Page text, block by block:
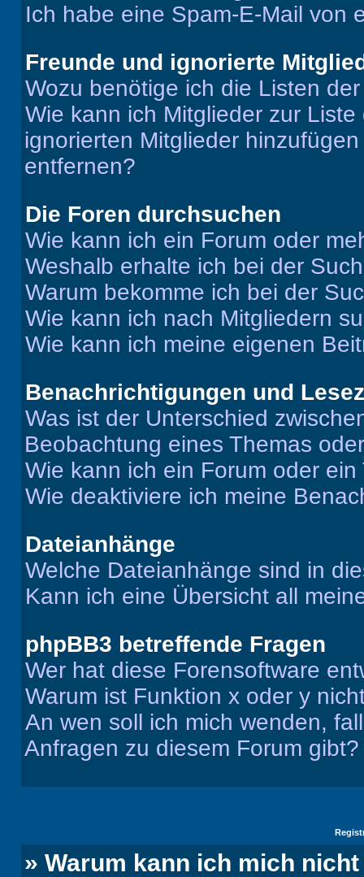
Ich habe eine Spam-E-Mail von
Freunde und ignorierte
Wozu benötige ich die Listen
Wie kann ich Mitglieder zur
ignorierten Mitglieder
entfernen?
Die Foren durchsuchen
Wie kann ich ein Forum oder
Weshalb erhalte ich bei der
Warum bekomme ich bei der
Wie kann ich nach Mitgliedern
Wie kann ich meine eigenen
Benachrichtigungen und
Was ist der Unterschied
Beobachtung eines Themas
Wie kann ich ein Forum oder
Wie deaktiviere ich meine
Dateianhänge
Welche Dateianhänge sind in
Kann ich eine Übersicht all
phpBB3 betreffende Fragen
Wer hat diese Forensoftware
Warum ist Funktion x oder y
An wen soll ich mich wenden,
Anfragen zu diesem Forum gibt?
» Warum kann ich mich